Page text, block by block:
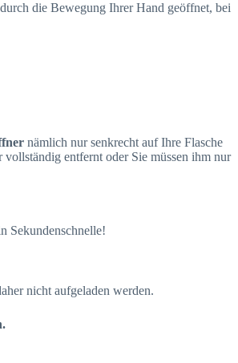
die Bewegung Ihrer Hand geöffnet, bei
nämlich nur senkrecht auf Ihre Flasche
vollständig entfernt oder Sie müssen ihm nur
Sekundenschnelle!
nicht aufgeladen werden.